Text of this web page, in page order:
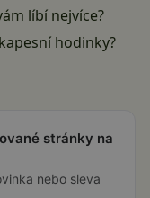
líbí nejvíce?
hodinky?
stránky na
nebo sleva